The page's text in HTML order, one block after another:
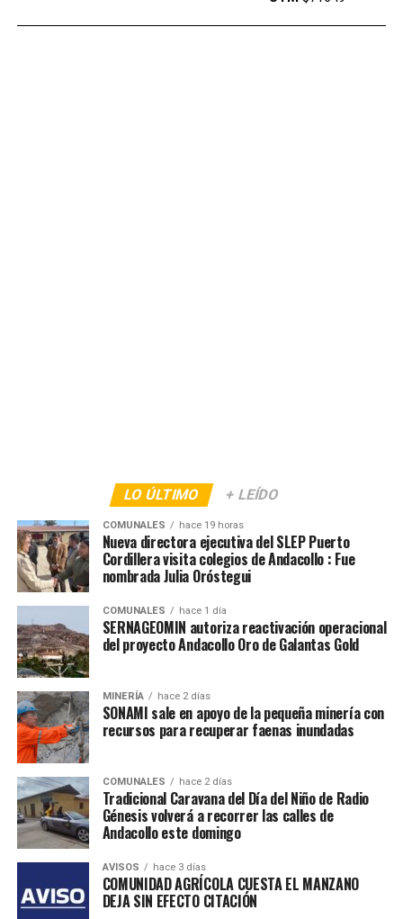
LO ÚLTIMO + LEÍDO
COMUNALES hace 19 horas
Nueva directora ejecutiva del SLEP Puerto
Cordillera visita colegios de Andacollo : Fue
nombrada Julia Oróstegui
COMUNALES hace 1 día
SERNAGEOMIN autoriza reactivación operacional
del proyecto Andacollo Oro de Galantas Gold
MINERÍA hace 2 días
SONAMI sale en apoyo de la pequeña minería con
recursos para recuperar faenas inundadas
COMUNALES hace 2 días
Tradicional Caravana del Día del Niño de Radio
Génesis volverá a recorrer las calles de
Andacollo este domingo
AVISOS hace 3 días
COMUNIDAD AGRÍCOLA CUESTA EL MANZANO
DEJA SIN EFECTO CITACIÓN